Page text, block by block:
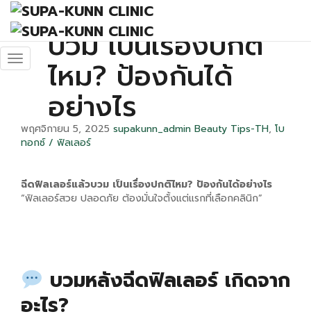
ฉีดฟิลเลอร์แล้ว
บวม เป็นเรื่องปกติ
ไหม? ป้องกันได้
อย่างไร
พฤศจิกายน 5, 2025 supakunn_admin Beauty Tips-TH, โบ
ทอกซ์ / ฟิลเลอร์
ฉีดฟิลเลอร์แล้วบวม เป็นเรื่องปกติไหม? ป้องกันได้อย่างไร
“ฟิลเลอร์สวย ปลอดภัย ต้องมั่นใจตั้งแต่แรกที่เลือกคลินิก”
บวมหลังฉีดฟิลเลอร์ เกิดจาก
อะไร?